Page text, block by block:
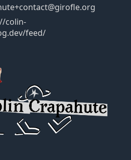
colin-
feed/